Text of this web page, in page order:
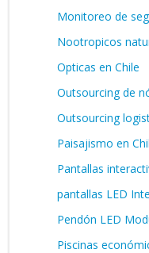
Monitoreo de
Nootropicos
Opticas en Chile
Outsourcing de
Outsourcing
Paisajismo en
Pantallas
pantallas LED
Pendón LED
Piscinas